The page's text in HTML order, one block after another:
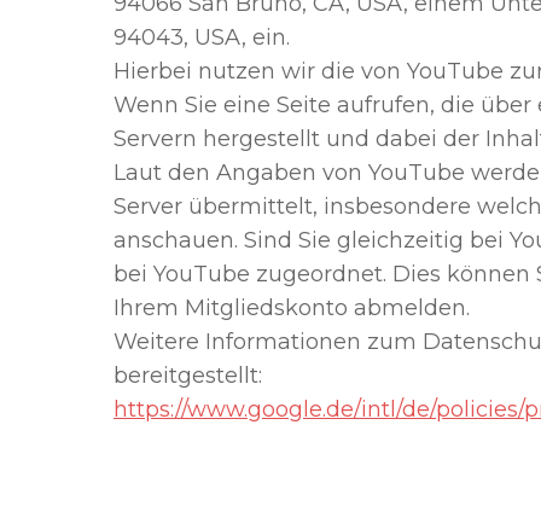
94043, USA, ein.
Hierbei nutzen wir die von YouTube
Wenn Sie eine Seite aufrufen, die
Servern hergestellt und dabei der
Laut den Angaben von YouTube
Server übermittelt, insbesondere
anschauen. Sind Sie gleichzeitig bei
bei YouTube zugeordnet. Dies
Ihrem Mitgliedskonto abmelden.
Weitere Informationen zum
bereitgestellt:
https://www.google.de/intl/de/policies/